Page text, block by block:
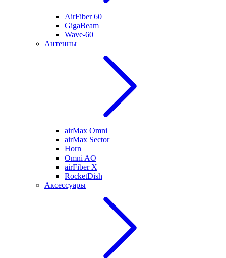
AirFiber 60
GigaBeam
Wave-60
Антенны
airMax Omni
airMax Sector
Horn
Omni AO
airFiber X
RocketDish
Аксессуары